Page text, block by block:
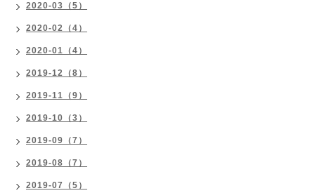
2020-03（5）
2020-02（4）
2020-01（4）
2019-12（8）
2019-11（9）
2019-10（3）
2019-09（7）
2019-08（7）
2019-07（5）